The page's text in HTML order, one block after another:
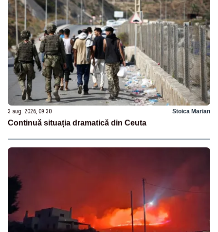
3 aug. 2026, 09:30 Stoica Marian
Continuă situația dramatică din Ceuta